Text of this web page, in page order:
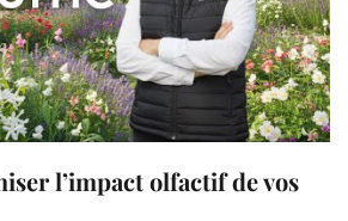
l’impact olfactif de vos